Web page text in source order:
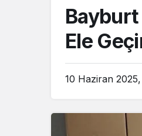
Ele
10 Haziran 2025,